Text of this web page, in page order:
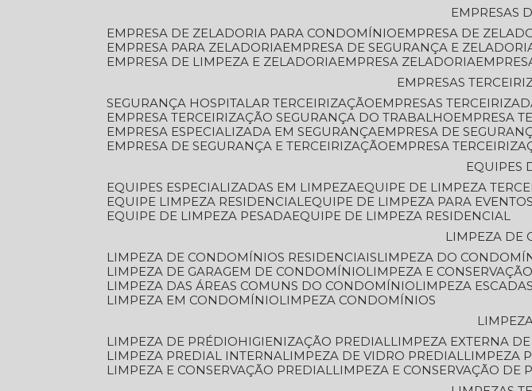
EMPRESAS
EMPRESA DE ZELADORIA PARA CONDOMÍNIO
EMPRESA DE
EMPRESA PARA ZELADORIA
EMPRESA DE SEGURANÇA E
EMPRESA DE LIMPEZA E ZELADORIA
EMPRESA ZELADORIA
EMPRESAS
SEGURANÇA HOSPITALAR TERCEIRIZAÇÃO
EMPRESAS
EMPRESA TERCEIRIZAÇÃO SEGURANÇA DO TRABALHO
EMPRESA
EMPRESA ESPECIALIZADA EM SEGURANÇA
EMPRESA DE
EMPRESA DE SEGURANÇA E TERCEIRIZAÇÃO
EMPRESA
EQUIPES
EQUIPES ESPECIALIZADAS EM LIMPEZA EQUIPE DE LIMPEZA
EQUIPE LIMPEZA RESIDENCIAL EQUIPE DE LIMPEZA PARA EVENTOS
EQUIPE DE LIMPEZA PESADA EQUIPE DE LIMPEZA RESIDENCIAL
LIMPEZA
LIMPEZA DE CONDOMÍNIOS RESIDENCIAIS
LIMPEZA DO
LIMPEZA DE GARAGEM DE CONDOMÍNIO
LIMPEZA E
LIMPEZA DAS ÁREAS COMUNS DO CONDOMÍNIO
LIMPEZA
LIMPEZA EM CONDOMÍNIO
LIMPEZA CONDOMÍNIOS
LIMPEZA DE PRÉDIO
HIGIENIZAÇÃO PREDIAL LIMPEZA EXTERNA
LIMPEZA PREDIAL INTERNA LIMPEZA DE VIDRO PREDIAL LIMPEZA
LIMPEZA E CONSERVAÇÃO PREDIAL LIMPEZA E CONSERVAÇÃO DE